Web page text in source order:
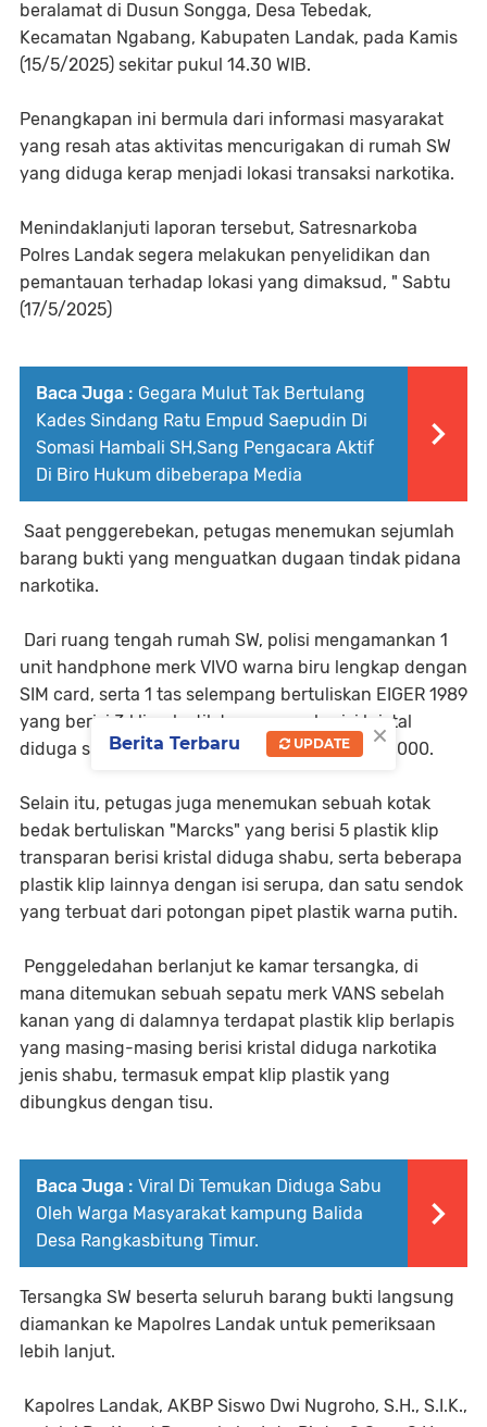
beralamat di Dusun Songga, Desa Tebedak,
Kecamatan Ngabang, Kabupaten Landak, pada Kamis
(15/5/2025) sekitar pukul 14.30 WIB.
Penangkapan ini bermula dari informasi masyarakat
yang resah atas aktivitas mencurigakan di rumah SW
yang diduga kerap menjadi lokasi transaksi narkotika.
Menindaklanjuti laporan tersebut, Satresnarkoba
Polres Landak segera melakukan penyelidikan dan
pemantauan terhadap lokasi yang dimaksud, " Sabtu
(17/5/2025)
Baca Juga : Gegara Mulut Tak Bertulang
Kades Sindang Ratu Empud Saepudin Di
Somasi Hambali SH,Sang Pengacara Aktif
Di Biro Hukum dibeberapa Media
Saat penggerebekan, petugas menemukan sejumlah
barang bukti yang menguatkan dugaan tindak pidana
narkotika.
Dari ruang tengah rumah SW, polisi mengamankan 1
unit handphone merk VIVO warna biru lengkap dengan
SIM card, serta 1 tas selempang bertuliskan EIGER 1989
yang berisi 3 klip plastik transparan berisi kristal
diduga shabu dan uang tunai sebesar Rp 200.000.
Selain itu, petugas juga menemukan sebuah kotak
bedak bertuliskan "Marcks" yang berisi 5 plastik klip
transparan berisi kristal diduga shabu, serta beberapa
plastik klip lainnya dengan isi serupa, dan satu sendok
yang terbuat dari potongan pipet plastik warna putih.
Penggeledahan berlanjut ke kamar tersangka, di
mana ditemukan sebuah sepatu merk VANS sebelah
kanan yang di dalamnya terdapat plastik klip berlapis
yang masing-masing berisi kristal diduga narkotika
jenis shabu, termasuk empat klip plastik yang
dibungkus dengan tisu.
Baca Juga : Viral Di Temukan Diduga Sabu
Oleh Warga Masyarakat kampung Balida
Desa Rangkasbitung Timur.
Tersangka SW beserta seluruh barang bukti langsung
diamankan ke Mapolres Landak untuk pemeriksaan
lebih lanjut.
Kapolres Landak, AKBP Siswo Dwi Nugroho, S.H., S.I.K.,
×
Berita Terbaru UPDATE